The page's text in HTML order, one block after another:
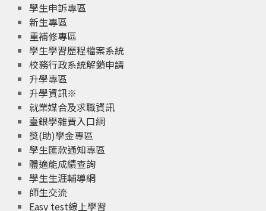
學生申訴專區
新生專區
重補修專區
學生學習歷程檔案系統
校務行政系統解鎖申請
升學專區
升學資訊※
就業媒合及求職資訊
臺銀學雜費入口網
獎(助)學金專區
學生匯款通知專區
體適能成績查詢
學生生涯輔導網
師生交流
Easy test線上學習